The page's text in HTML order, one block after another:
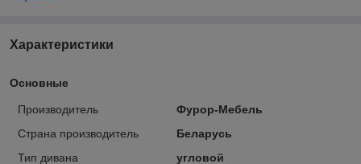
Характеристики
Основные
Производитель
Фурор-Мебель
Страна производитель
Беларусь
Тип дивана
угловой